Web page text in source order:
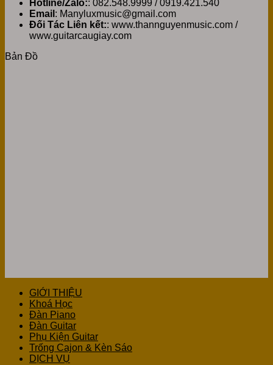
Hotline/Zalo:: 082.548.9999 / 0919.421.540
Email : Manyluxmusic@gmail.com
Đối Tác Liên kết:: www.thannguyenmusic.com /
www.guitarcaugiay.com
Bản Đồ
GIỚI THIỆU
Khoá Học
Đàn Piano
Đàn Guitar
Phụ Kiện Guitar
Trống Cajon & Kèn Sáo
DỊCH VỤ